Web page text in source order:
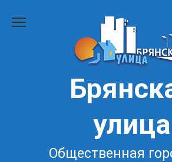
улица
Общественная